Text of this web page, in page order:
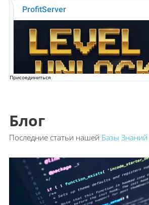
Присоединиться
Блог
Последние статьи нашей Базы Знаний